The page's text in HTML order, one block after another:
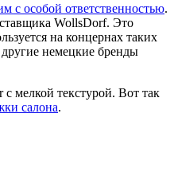
с особой ответственностью.
WollsDorf. Это
на концернах таких
немецкие бренды
мелкой текстурой. Вот так
салона.